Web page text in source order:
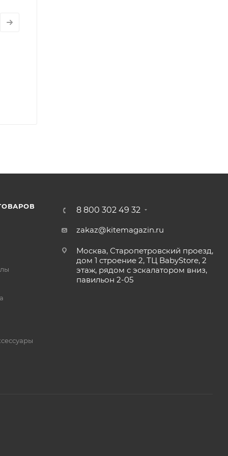
8 800 302 49 32
zakaz@kitemagazin.ru
Москва, Старопетровский проезд,
дом 1 строение 2, ТЦ BabyStore, 2
этаж, рядом с эскалатором вниз,
павильон 2-05